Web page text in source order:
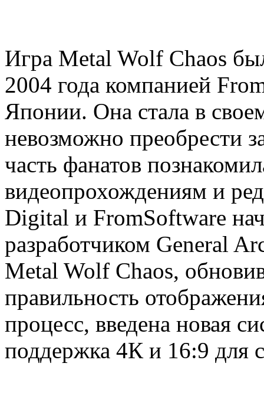
Игра Metal Wolf Chaos
2004 года компанией
Японии. Она стала в
невозможно преобрести
часть фанатов
видеопрохождениям и
Digital и FromSoftware
разработчиком General
Metal Wolf Chaos,
правильность
процесс, введена новая
поддержка 4К и 16:9 для